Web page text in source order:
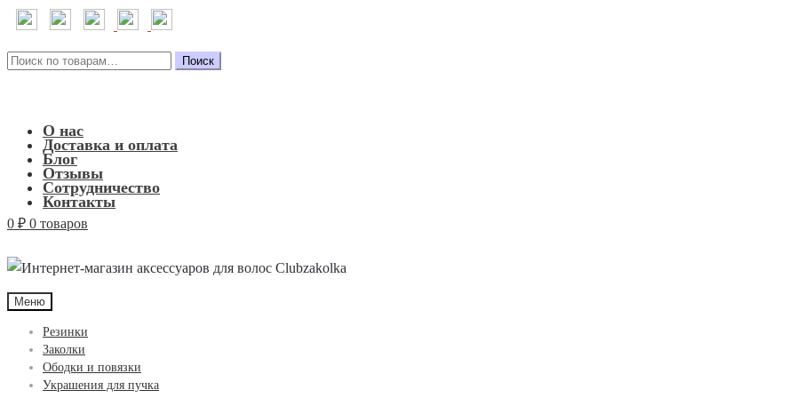
Искать: Поиск
О нас
Доставка и оплата
Блог
Отзывы
Сотрудничество
Контакты
0 ₽ 0 товаров
Меню
Резинки
Заколки
Ободки и повязки
Украшения для пучка